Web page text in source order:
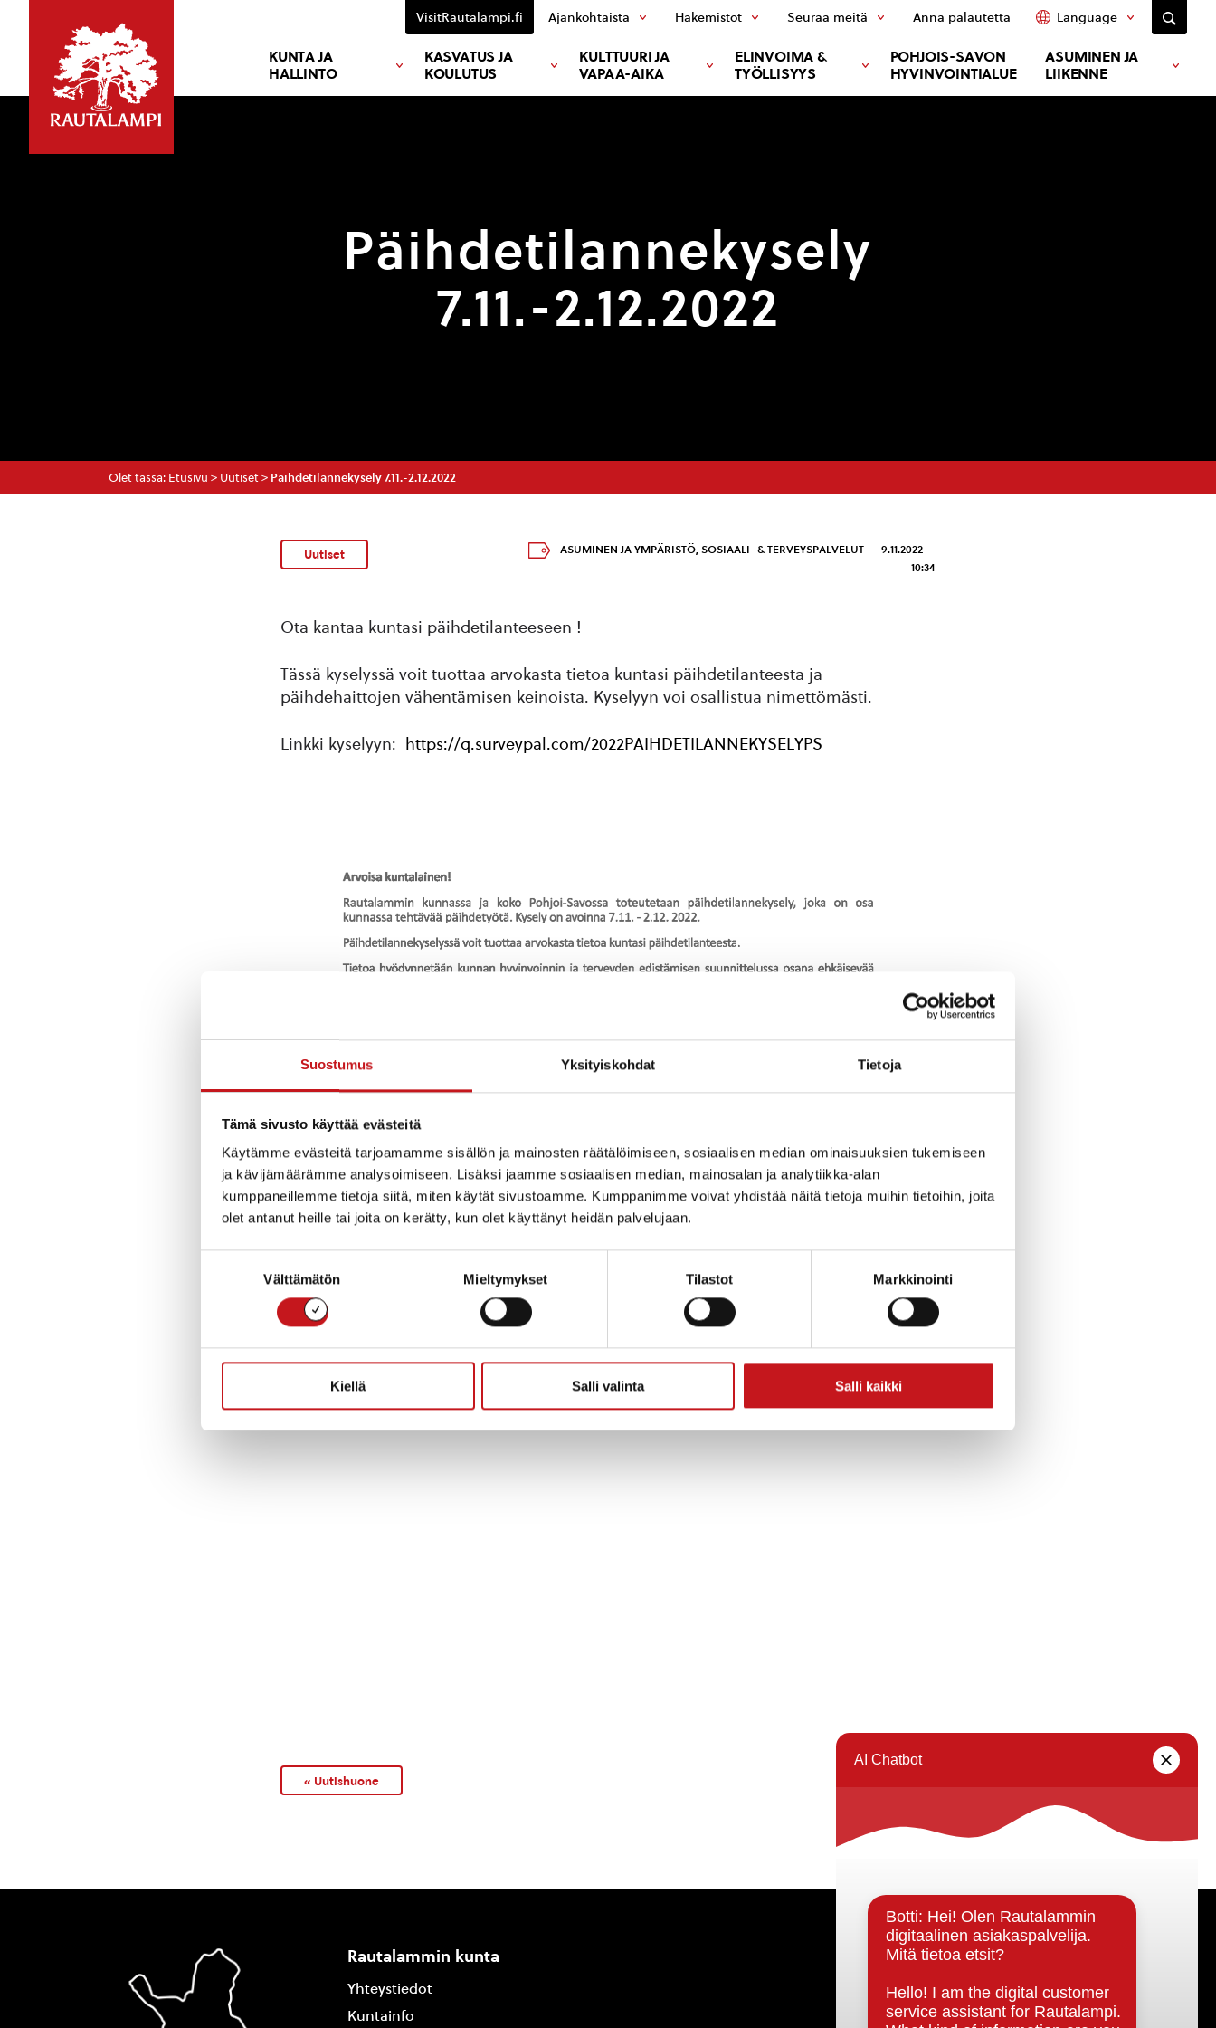
Suostumus Yksityiskohdat Tietoja
Tämä sivusto käyttää evästeitä
Käytämme evästeitä tarjoamamme sisällön ja mainosten räätälöimiseen, sosiaalisen median ominaisuuksien tukemiseen
ja kävijämäärämme analysoimiseen. Lisäksi jaamme sosiaalisen median, mainosalan ja analytiikka-alan
kumppaneillemme tietoja siitä, miten käytät sivustoamme. Kumppanimme voivat yhdistää näitä tietoja muihin tietoihin, joita
olet antanut heille tai joita on kerätty, kun olet käyttänyt heidän palvelujaan.
Välttämätön Mieltymykset Tilastot Markkinointi
Kiellä Salli valinta Salli kaikki
KUNTA JA
HALLINTO
KASVATUS JA
KOULUTUS
KULTTUURI JA
VAPAA-AIKA
ELINVOIMA &
TYÖLLISYYS
POHJOIS-SAVON
HYVINVOINTIALUE
ASUMINEN JA
LIIKENNE
VisitRautalampi.fi Ajankohtaista Hakemistot Seuraa meitä Anna palautetta Language
Päihdetilannekysely
7.11.-2.12.2022
Olet tässä: Etusivu > Uutiset> Päihdetilannekysely 7.11.-2.12.2022
Uutiset ASUMINEN JA YMPÄRISTÖ,SOSIAALI- & TERVEYSPALVELUT
9.11.2022 —
10:34
Ota kantaa kuntasi päihdetilanteeseen !
Tässä kyselyssä voit tuottaa arvokasta tietoa kuntasi päihdetilanteesta ja
päihdehaittojen vähentämisen keinoista. Kyselyyn voi osallistua nimettömästi.
Linkki kyselyyn: https://q.surveypal.com/2022PAIHDETILANNEKYSELYPS
« Uutishuone
Rautalammin kunta
Yhteystiedot
Kuntainfo
Päätöksenteko ja lähidemokratia
Päätökset, esityslistat & pöytäkirjat
Hallinto